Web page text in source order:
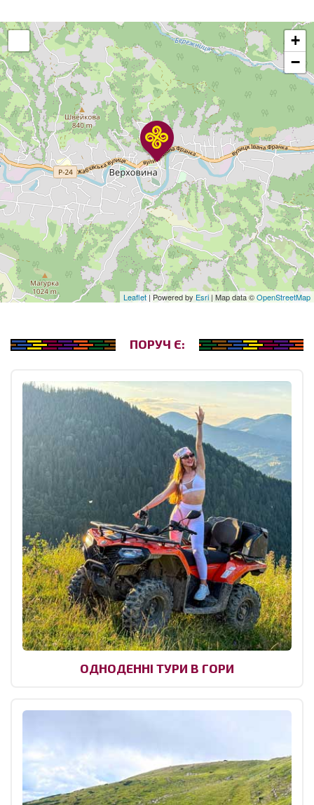
+
−
Leaflet | Powered by Esri | Map data ©OpenStreetMap
ПОРУЧ Є:
ОДНОДЕННІ ТУРИ В ГОРИ